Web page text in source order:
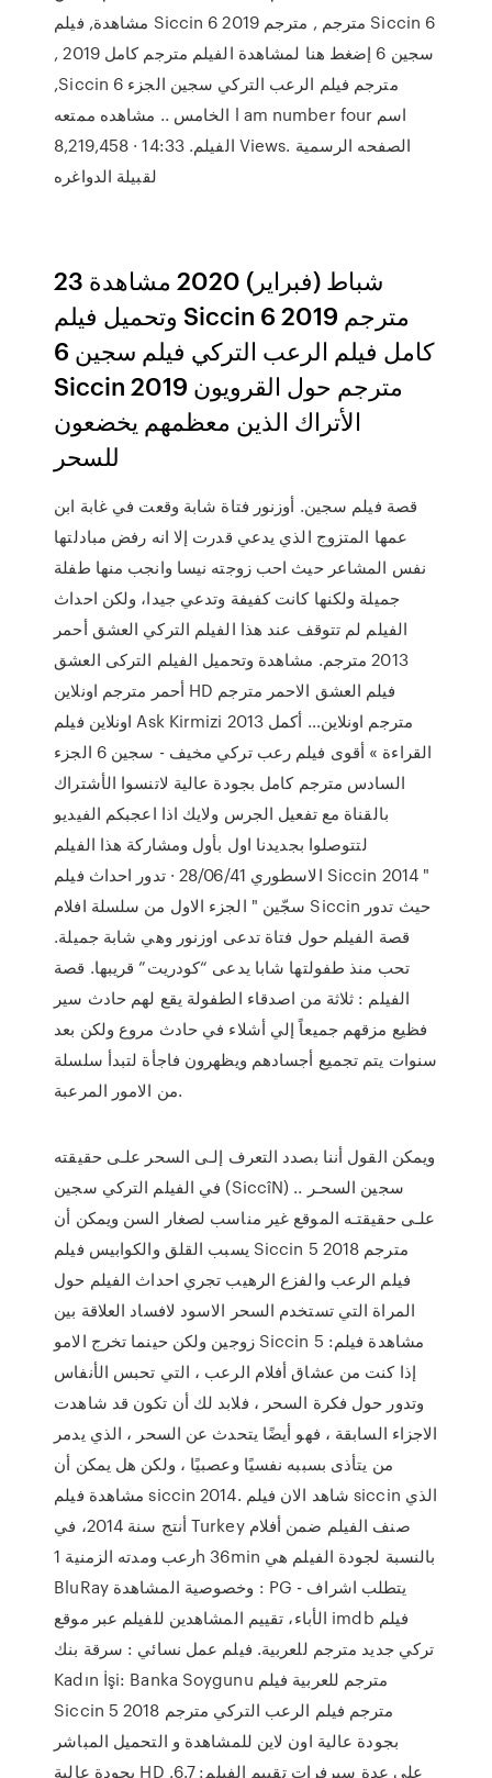
مشاهدة, فيلم Siccin 6 2019 مترجم , مترجم Siccin 6
, سجين 6 إضغط هنا لمشاهدة الفيلم مترجم كامل 2019
,Siccin 6 مترجم فيلم الرعب التركي سجين الجزء
الخامس .. مشاهده ممتعه l am number four اسم
الفيلم. 14:33 · 8,219,458 Views. الصفحه الرسمية
لقبيلة الدواغره
23 شباط (فبراير) 2020 مشاهدة
وتحميل فيلم Siccin 6 2019 مترجم
كامل فيلم الرعب التركي فيلم سجين 6
Siccin 2019 مترجم حول القرويون
الأتراك الذين معظمهم يخضعون
قصة فيلم سجين. أوزنور فتاة شابة وقعت في غابة ابن
عمها المتزوج الذي يدعي قدرت إلا انه رفض مبادلتها
نفس المشاعر حيث احب زوجته نيسا وانجب منها طفلة
جميلة ولكنها كانت كفيفة وتدعي جيدا، ولكن احداث
الفيلم لم تتوقف عند هذا الفيلم التركي العشق أحمر
2013 مترجم. مشاهدة وتحميل الفيلم التركى العشق
أحمر مترجم اونلاين HD فيلم العشق الاحمر مترجم
اونلاين فيلم Ask Kirmizi 2013 مترجم اونلاين… أكمل
القراءة » أقوى فيلم رعب تركي مخيف - سجين 6 الجزء
السادس مترجم كامل بجودة عالية لاتنسوا الأشتراك
بالقناة مع تفعيل الجرس ولايك اذا اعجبكم الفيديو
لتتوصلوا بجديدنا اول بأول ومشاركة هذا الفيلم
الاسطوري 28/06/41 · تدور احداث فيلم Siccin 2014 "
سجّين " الجزء الاول من سلسلة افلام Siccin حيث تدور
قصة الفيلم حول فتاة تدعى اوزنور وهي شابة جميلة.
تحب منذ طفولتها شابا يدعى “كودريت” قريبها. قصة
الفيلم : ثلاثة من اصدقاء الطفولة يقع لهم حادث سير
فظيع مزقهم جميعاً إلي أشلاء في حادث مروع ولكن بعد
سنوات يتم تجميع أجسادهم ويظهرون فاجأة لتبدأ سلسلة
من الامور المرعبة.
ويمكن القول أننا بصدد التعرف إلـى السحر علـى حقيقته
في الفيلم التركي سجين (SiccîN) .. سجين السحـر
علـى حقيقتـه الموقع غير مناسب لصغار السن ويمكن أن
يسبب القلق والكوابيس فيلم Siccin 5 2018 مترجم
فيلم الرعب والفزع الرهيب تجري احداث الفيلم حول
المراة التي تستخدم السحر الاسود لافساد العلاقة بين
زوجين ولكن حينما تخرج الامو Siccin 5 مشاهدة فيلم:
إذا كنت من عشاق أفلام الرعب ، التي تحبس الأنفاس
وتدور حول فكرة السحر ، فلابد لك أن تكون قد شاهدت
الاجزاء السابقة ، فهو أيضًا يتحدث عن السحر ، الذي يدمر
من يتأذى بسببه نفسيًا وعصبيًا ، ولكن هل يمكن أن
مشاهدة فيلم siccin 2014. شاهد الان فيلم siccin الذي
أنتج سنة 2014، في Turkey صنف الفيلم ضمن أفلام
رعب ومدته الزمنية 1h 36min بالنسبة لجودة الفيلم هي
BluRay وخصوصية المشاهدة : PG - يتطلب اشراف
الأباء، تقييم المشاهدين للفيلم عبر موقع imdb فيلم
تركي جديد مترجم للعربية. فيلم عمل نسائي : سرقة بنك
Kadın İşi: Banka Soygunu مترجم للعربية فيلم
Siccin 5 2018 مترجم فيلم الرعب التركي مترجم
بجودة عالية اون لاين للمشاهدة و التحميل المباشر
بجودة عالية HD على عدة سيرفرات تقييم الفيلم: 6.7.